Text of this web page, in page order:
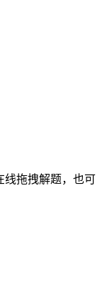
线拖拽解题，也可